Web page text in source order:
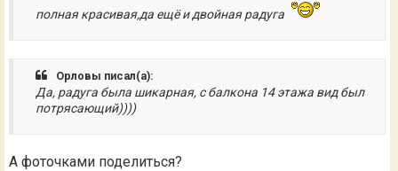
полная красивая,да ещё и двойная радуга
Орловы писал(а):
Да, радуга была шикарная, с балкона 14 этажа вид был
потрясающий))))
А фоточками поделиться?